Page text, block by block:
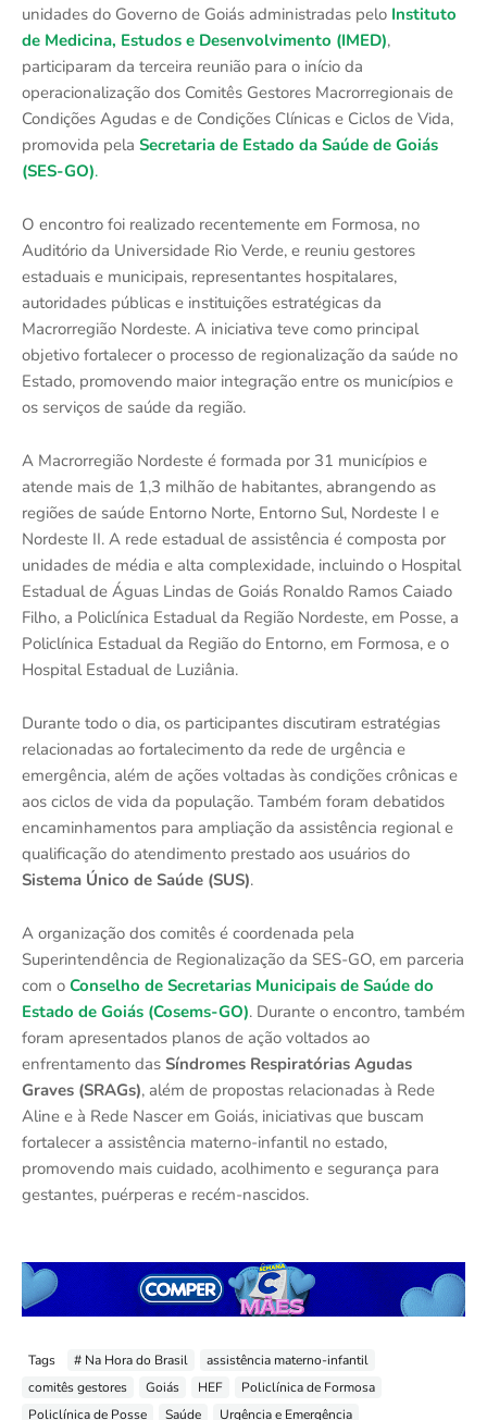
unidades do Governo de Goiás administradas pelo Instituto
de Medicina, Estudos e Desenvolvimento (IMED),
participaram da terceira reunião para o início da
operacionalização dos Comitês Gestores Macrorregionais de
Condições Agudas e de Condições Clínicas e Ciclos de Vida,
promovida pela Secretaria de Estado da Saúde de Goiás
(SES-GO).
O encontro foi realizado recentemente em Formosa, no
Auditório da Universidade Rio Verde, e reuniu gestores
estaduais e municipais, representantes hospitalares,
autoridades públicas e instituições estratégicas da
Macrorregião Nordeste. A iniciativa teve como principal
objetivo fortalecer o processo de regionalização da saúde no
Estado, promovendo maior integração entre os municípios e
os serviços de saúde da região.
A Macrorregião Nordeste é formada por 31 municípios e
atende mais de 1,3 milhão de habitantes, abrangendo as
regiões de saúde Entorno Norte, Entorno Sul, Nordeste I e
Nordeste II. A rede estadual de assistência é composta por
unidades de média e alta complexidade, incluindo o Hospital
Estadual de Águas Lindas de Goiás Ronaldo Ramos Caiado
Filho, a Policlínica Estadual da Região Nordeste, em Posse, a
Policlínica Estadual da Região do Entorno, em Formosa, e o
Hospital Estadual de Luziânia.
Durante todo o dia, os participantes discutiram estratégias
relacionadas ao fortalecimento da rede de urgência e
emergência, além de ações voltadas às condições crônicas e
aos ciclos de vida da população. Também foram debatidos
encaminhamentos para ampliação da assistência regional e
qualificação do atendimento prestado aos usuários do
Sistema Único de Saúde (SUS).
A organização dos comitês é coordenada pela
Superintendência de Regionalização da SES-GO, em parceria
com o Conselho de Secretarias Municipais de Saúde do
Estado de Goiás (Cosems-GO). Durante o encontro, também
foram apresentados planos de ação voltados ao
enfrentamento das Síndromes Respiratórias Agudas
Graves (SRAGs), além de propostas relacionadas à Rede
Aline e à Rede Nascer em Goiás, iniciativas que buscam
fortalecer a assistência materno-infantil no estado,
promovendo mais cuidado, acolhimento e segurança para
gestantes, puérperas e recém-nascidos.
Tags # Na Hora do Brasil
assistência materno-infantil
comitês gestores
Goiás HEF
Policlínica de Formosa
Policlínica de Posse
Saúde Urgência e Emergência